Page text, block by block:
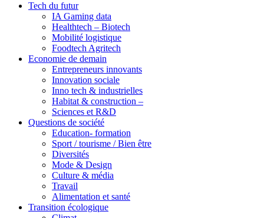
Tech du futur
IA Gaming data
Healthtech – Biotech
Mobilité logistique
Foodtech Agritech
Economie de demain
Entrepreneurs innovants
Innovation sociale
Inno tech & industrielles
Habitat & construction –
Sciences et R&D
Questions de société
Education- formation
Sport / tourisme / Bien être
Diversités
Mode & Design
Culture & média
Travail
Alimentation et santé
Transition écologique